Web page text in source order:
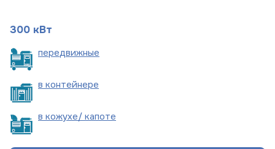
300 кВт
передвижные
в контейнере
в кожухе/ капоте